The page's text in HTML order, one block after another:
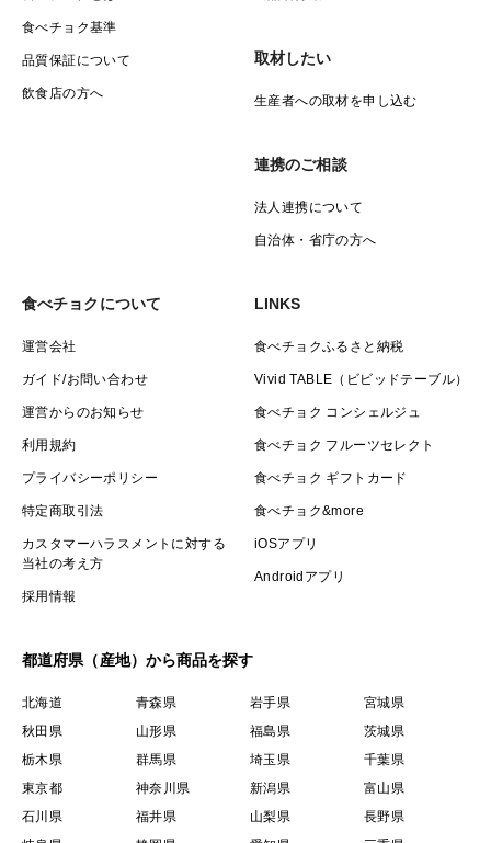
食べチョク基準
品質保証について
飲食店の方へ
取材したい
生産者への取材を申し込む
連携のご相談
法人連携について
自治体・省庁の方へ
食べチョクについて
運営会社
ガイド/お問い合わせ
運営からのお知らせ
利用規約
プライバシーポリシー
特定商取引法
カスタマーハラスメントに対する
当社の考え方
採用情報
LINKS
食べチョクふるさと納税
Vivid TABLE（ビビッドテーブル）
食べチョク コンシェルジュ
食べチョク フルーツセレクト
食べチョク ギフトカード
食べチョク&more
iOSアプリ
Androidアプリ
都道府県（産地）から商品を探す
北海道 青森県 岩手県
宮城県
秋田県
山形県 福島県
茨城県
栃木県
群馬県 埼玉県
千葉県
東京都
神奈川県 新潟県
富山県
石川県
福井県 山梨県
長野県